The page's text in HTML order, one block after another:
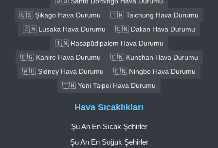
🇺🇸 Şikago Hava Durumu
🇹🇼 Taichung Hava Durumu
🇿🇲 Lusaka Hava Durumu
🇨🇳 Dalian Hava Durumu
🇮🇳 Rasapūdipalem Hava Durumu
🇪🇬 Kahire Hava Durumu
🇨🇳 Kunshan Hava Durumu
🇦🇺 Sidney Hava Durumu
🇨🇳 Ningbo Hava Durumu
🇹🇼 Yeni Taipei Hava Durumu
Hava Sıcaklıkları
Şu An En Sıcak Şehirler
Şu An En Soğuk Şehirler